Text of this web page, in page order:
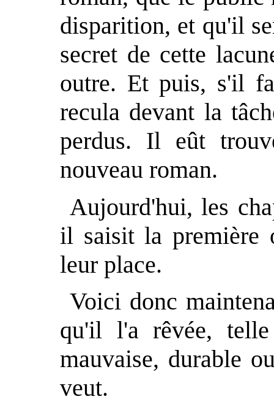
disparition, et qu'il
secret de cette
outre. Et puis, s'il
recula devant la
perdus. Il eût
nouveau roman.
Aujourd'hui, les
il saisit la première
leur place.
Voici donc
qu'il l'a rêvée,
mauvaise, durable
veut.